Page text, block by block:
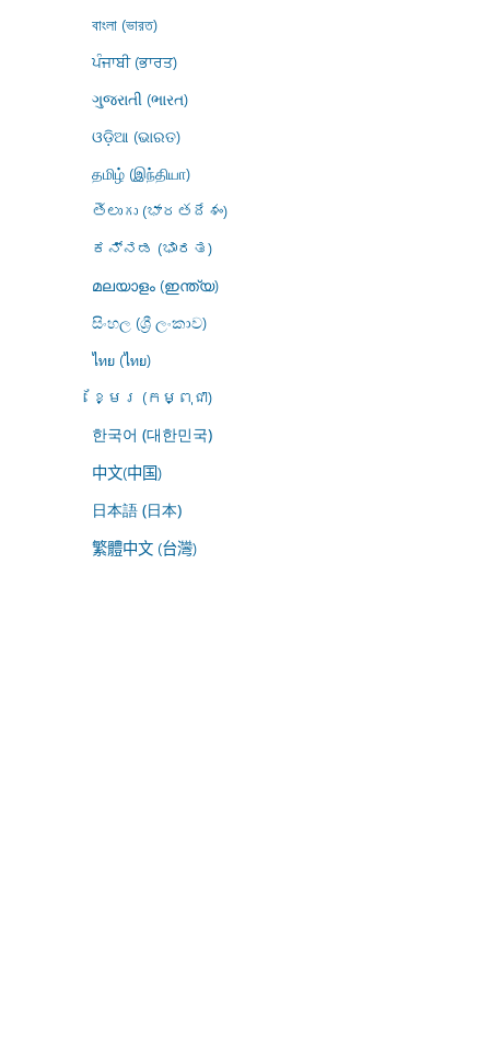
বাংলা (ভারত)
ਪੰਜਾਬੀ (ਭਾਰਤ)
ગુજરાતી (ભારત)
ଓଡ଼ିଆ (ଭାରତ)
தமிழ் (இந்தியா)
తెలుగు (భారతదేశం)
ಕನ್ನಡ (ಭಾರತ)
മലയാളം (ഇന്ത്യ)
සිංහල (ශ්‍රී ලංකාව)
ไทย (ไทย)
ខ្មែរ (កម្ពុជា)
한국어 (대한민국)
中文(中国)
日本語 (日本)
繁體中文 (台灣)